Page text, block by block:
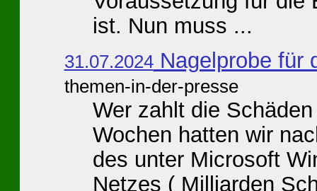
ist. Nun muss ...
31.07.2024Nagelprobe für
themen-in-der-presse
Wer zahlt die
Wochen hatten wir
des unter Microsoft
Netzes ( Milliarden